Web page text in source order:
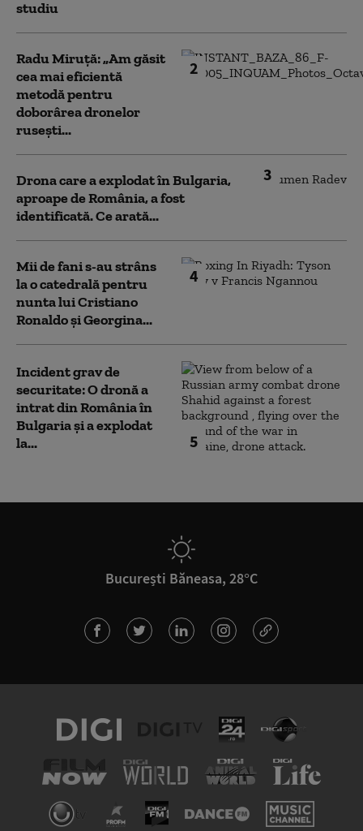
studiu
2
Radu Miruță: „Am găsit
cea mai eficientă
metodă pentru
doborârea dronelor
rusești...
3
Drona care a explodat în Bulgaria,
aproape de România, a fost
identificată. Ce arată...
4
Mii de fani s-au strâns
la o catedrală pentru
nunta lui Cristiano
Ronaldo şi Georgina...
5
Incident grav de
securitate: O dronă a
intrat din România în
Bulgaria şi a explodat
la...
București Băneasa, 28°C